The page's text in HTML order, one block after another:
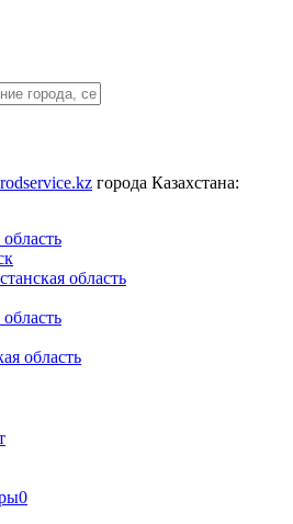
города Казахстана:
область
область
0